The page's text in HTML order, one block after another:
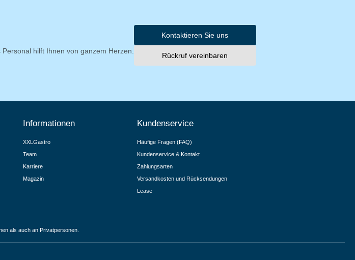
hilft Ihnen von ganzem Herzen.
Kontaktieren Sie uns
Rückruf vereinbaren
Informationen
XXLGastro
Team
Karriere
Magazin
Kundenservice
Häufige Fragen (FAQ)
Kundenservice & Kontakt
Zahlungsarten
Versandkosten und Rücksendungen
Lease
als auch an Privatpersonen.